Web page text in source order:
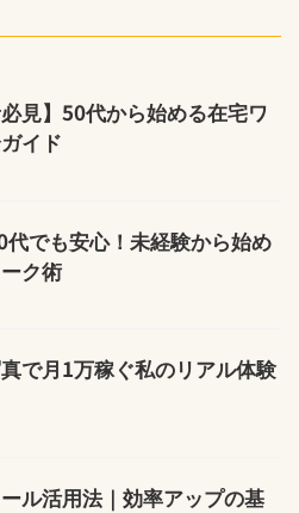
必見】50代から始める在宅ワ
イド
でも安心！未経験から始め
ク術
で月1万稼ぐ私のリアル体験
ル活用法｜効率アップの基